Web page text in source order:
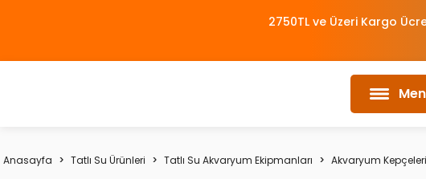
2750TL ve Üzeri Kargo
Anasayfa Tatlı Su Ürünleri Tatlı Su Akvaryum Ekipmanları Akvaryum Kepçeleri